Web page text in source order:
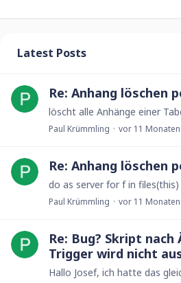
Latest Posts
Re: Anhang löschen
Paul Krümmling vor 11 Monaten
Re: Anhang löschen
do as server for f in
Paul Krümmling vor 11 Monaten
Re: Bug? Skript nach
Trigger wird nicht